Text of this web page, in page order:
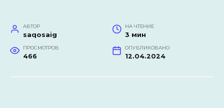
АВТОР
saqosaig
НА ЧТЕНИЕ
3 мин
ПРОСМОТРОВ
466
ОПУБЛИКОВАНО
12.04.2024